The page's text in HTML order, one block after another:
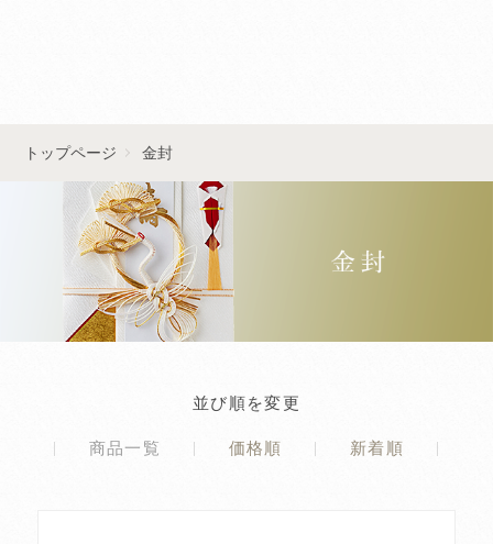
トップページ 金封
並び順を変更
商品一覧 価格順 新着順